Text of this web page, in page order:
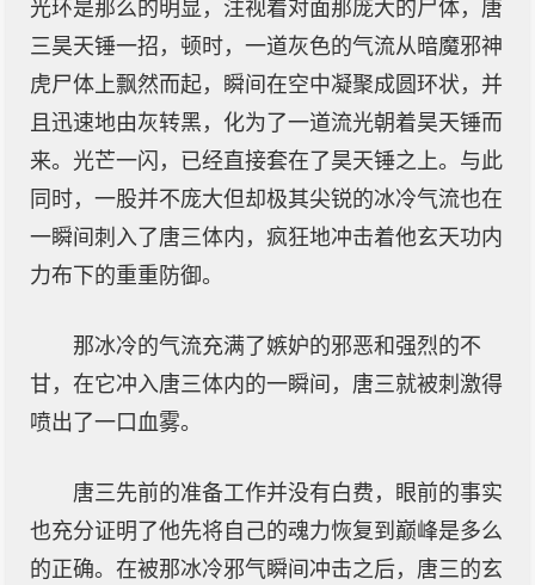
光环是那么的明显，注视着对面那庞大的尸体，唐
三昊天锤一招，顿时，一道灰色的气流从暗魔邪神
虎尸体上飘然而起，瞬间在空中凝聚成圆环状，并
且迅速地由灰转黑，化为了一道流光朝着昊天锤而
来。光芒一闪，已经直接套在了昊天锤之上。与此
同时，一股并不庞大但却极其尖锐的冰冷气流也在
一瞬间刺入了唐三体内，疯狂地冲击着他玄天功内
力布下的重重防御。
那冰冷的气流充满了嫉妒的邪恶和强烈的不
甘，在它冲入唐三体内的一瞬间，唐三就被刺激得
喷出了一口血雾。
唐三先前的准备工作并没有白费，眼前的事实
也充分证明了他先将自己的魂力恢复到巅峰是多么
的正确。在被那冰冷邪气瞬间冲击之后，唐三的玄